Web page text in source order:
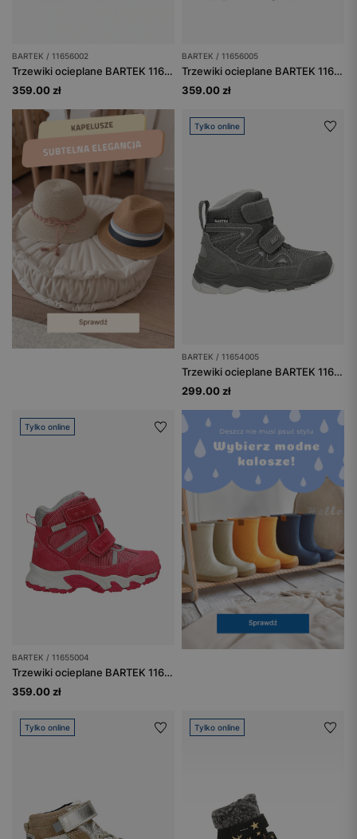
BARTEK / 11656002
Trzewiki ocieplane BARTEK 11656002, dla dziewcząt, czarno-różowy
359.00 zł
BARTEK / 11656005
Trzewiki ocieplane BARTEK 11656005, szary
359.00 zł
Tylko online
BARTEK / 11654005
Trzewiki ocieplane BARTEK 11654005, szary
299.00 zł
Tylko online
BARTEK / 11655004
Trzewiki ocieplane BARTEK 11655004, dla dziewcząt, fuksja
359.00 zł
Tylko online Tylko online